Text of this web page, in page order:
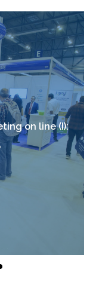
on line (I):